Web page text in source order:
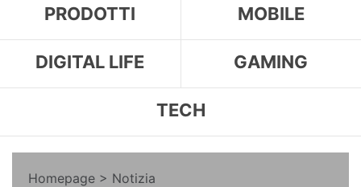
PRODOTTI MOBILE
DIGITAL LIFE GAMING
TECH
Homepage > Notizia